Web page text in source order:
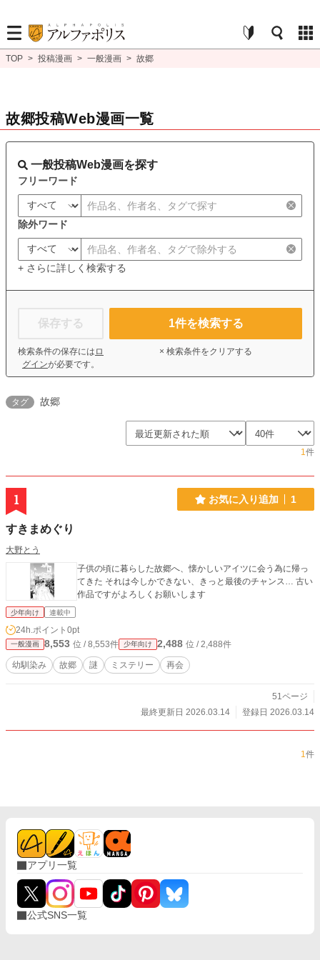
TOP > 投稿漫画 > 一般漫画 > 故郷
故郷投稿Web漫画一覧
一般投稿Web漫画を探す
フリーワード
除外ワード
+ さらに詳しく検索する
保存する
検索条件の保存には ロ
グインが必要です。
1件を検索する
× 検索条件をクリアする
タグ 故郷
1件
1 お気に入り追加 1
すきまめぐり
大野とう
子供の頃に暮らした故郷へ、懐かしいアイツに会う為に帰っ
てきた それは今しかできない、きっと最後のチャンス… 古い
作品ですがよろしくお願いします
少年向け 連載中
24h.ポイント 0pt
一般漫画 8,553 位 / 8,553件 少年向け 2,488 位 / 2,488件
幼馴染み 故郷 謎 ミステリー 再会
51ページ
最終更新日 2026.03.14
登録日 2026.03.14
1件
アプリ一覧
公式SNS一覧